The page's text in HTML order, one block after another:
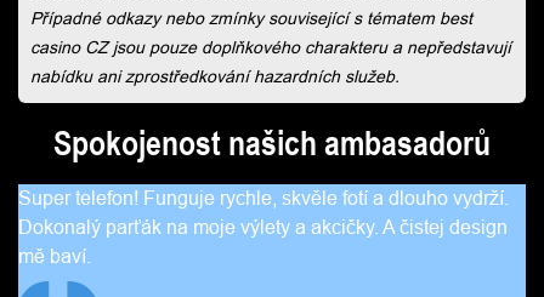
Případné odkazy nebo zmínky související s tématem best
casino CZ jsou pouze doplňkového charakteru a nepředstavují
nabídku ani zprostředkování hazardních služeb.
Spokojenost našich ambasadorů
Super telefon! Funguje rychle, skvěle fotí a dlouho vydrží.
Dokonalý parťák na moje výlety a akcičky. A čistej design
mě baví.